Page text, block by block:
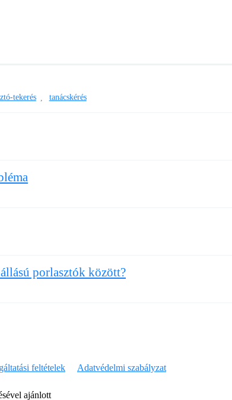
tekerés tanácskérés
porlasztók között?
feltételek Adatvédelmi szabályzat
ajánlott